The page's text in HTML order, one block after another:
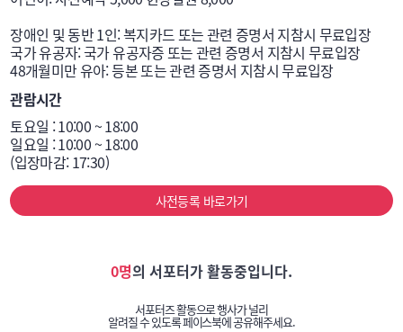
장애인 및 동반 1인: 복지카드 또는 관련 증명서 지참시 무료입장
국가 유공자: 국가 유공자증 또는 관련 증명서 지참시 무료입장
48개월미만 유아: 등본 또는 관련 증명서 지참시 무료입장
관람시간
토요일 : 10:00 ~ 18:00
일요일 : 10:00 ~ 18:00
(입장마감: 17:30)
사전등록 바로가기
0명의 서포터가 활동중입니다.
서포터즈 활동으로 행사가 널리
알려질 수 있도록 페이스북에 공유해주세요.